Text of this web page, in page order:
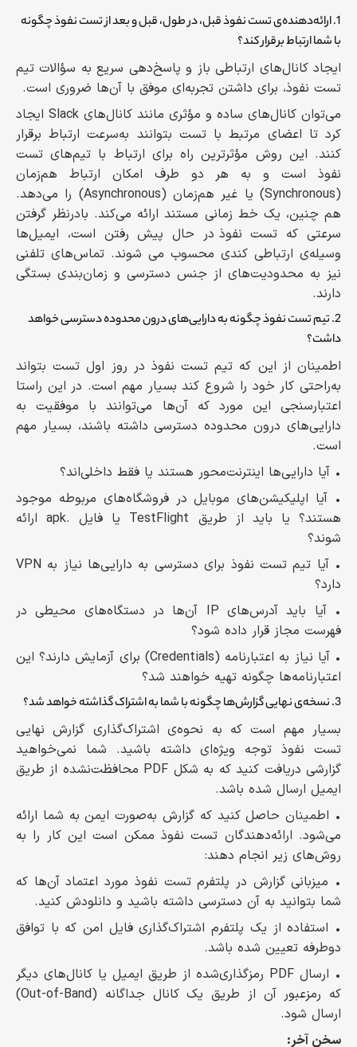
1. ارائه‌دهنده‌ی تست نفوذ قبل، در طول، قبل و بعد از تست نفوذ چگونه
با شما ارتباط برقرار کند؟
ایجاد کانال‌های ارتباطی باز و پاسخ‌دهی سریع به سؤالات تیم
تست نفوذ، برای داشتن تجربه‌ای موفق با آن‌ها ضروری است.
می‌توان کانال‌های ساده و مؤثری مانند کانال‌های Slack ایجاد
کرد تا اعضای مرتبط با تست بتوانند به‌سرعت ارتباط برقرار
کنند. این روش مؤثرترین راه برای ارتباط با تیم‌های تست
نفوذ است و به هر دو طرف امکان ارتباط هم‌زمان
(Synchronous) یا غیر هم‌زمان (Asynchronous) را می‌دهد.
هم چنین، یک خط زمانی مستند ارائه می‌کند. بادرنظر گرفتن
سرعتی که تست نفوذ در حال پیش رفتن است، ایمیل‌ها
وسیله‌ی ارتباطی کندی محسوب می شوند. تماس‌های تلفنی
نیز به محدودیت‌های از جنس دسترسی و زمان‌بندی بستگی
دارند.
2. تیم تست نفوذ چگونه به دارایی‌های درون محدوده دسترسی خواهد
داشت؟
اطمینان از این که تیم تست نفوذ در روز اول تست بتواند
به‌راحتی کار خود را شروع کند بسیار مهم است. در این راستا
اعتبارسنجی این مورد که آن‌ها می‌توانند با موفقیت به
دارایی‌های درون محدوده دسترسی داشته باشند، بسیار مهم
است.
• آیا دارایی‌ها اینترنت‌محور هستند یا فقط داخلی‌اند؟
• آیا اپلیکیشن‌های موبایل در فروشگاه‌های مربوطه موجود
هستند؟ یا باید از طریق TestFlight یا فایل .apk ارائه
شوند؟
• آیا تیم تست نفوذ برای دسترسی به دارایی‌ها نیاز به VPN
دارد؟
• آیا باید آدرس‌های IP آن‌ها در دستگاه‌های محیطی در
فهرست مجاز قرار داده شود؟
• آیا نیاز به اعتبارنامه (Credentials) برای آزمایش دارند؟ این
اعتبارنامه‌ها چگونه تهیه خواهند شد؟
3. نسخه‌ی نهایی گزارش‌ها چگونه با شما به اشتراک گذاشته خواهد شد؟
بسیار مهم است که به نحوه‌ی اشتراک‌گذاری گزارش نهایی
تست نفوذ توجه ویژه‌ای داشته باشید. شما نمی‌خواهید
گزارشی دریافت کنید که به شکل PDF محافظت‌نشده از طریق
ایمیل ارسال شده باشد.
• اطمینان حاصل کنید که گزارش به‌صورت ایمن به شما ارائه
می‌شود. ارائه‌دهندگان تست نفوذ ممکن است این کار را به
روش‌های زیر انجام دهند:
• میزبانی گزارش در پلتفرم تست نفوذ مورد اعتماد آن‌ها که
شما بتوانید به آن دسترسی داشته باشید و دانلودش کنید.
• استفاده از یک پلتفرم اشتراک‌گذاری فایل امن که با توافق
دوطرفه تعیین شده باشد.
• ارسال PDF رمزگذاری‌شده از طریق ایمیل یا کانال‌های دیگر
که رمزعبور آن از طریق یک کانال جداگانه (Out-of-Band)
ارسال شود.
سخن آخر: